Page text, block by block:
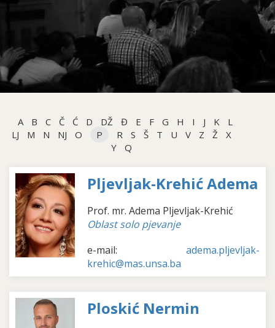
A B C Č Ć D DŽ Đ E F G H I J K
L
LJ
M N NJ O P R S Š T U V Z Ž
X
Y
Q
Pljevljak-Krehić Adema
Prof. mr. Adema Pljevljak-Krehić
Oblast solo pjevanje
e-mail: adema.pljevljak-
krehic@mas.unsa.ba
Ploskić Nermin